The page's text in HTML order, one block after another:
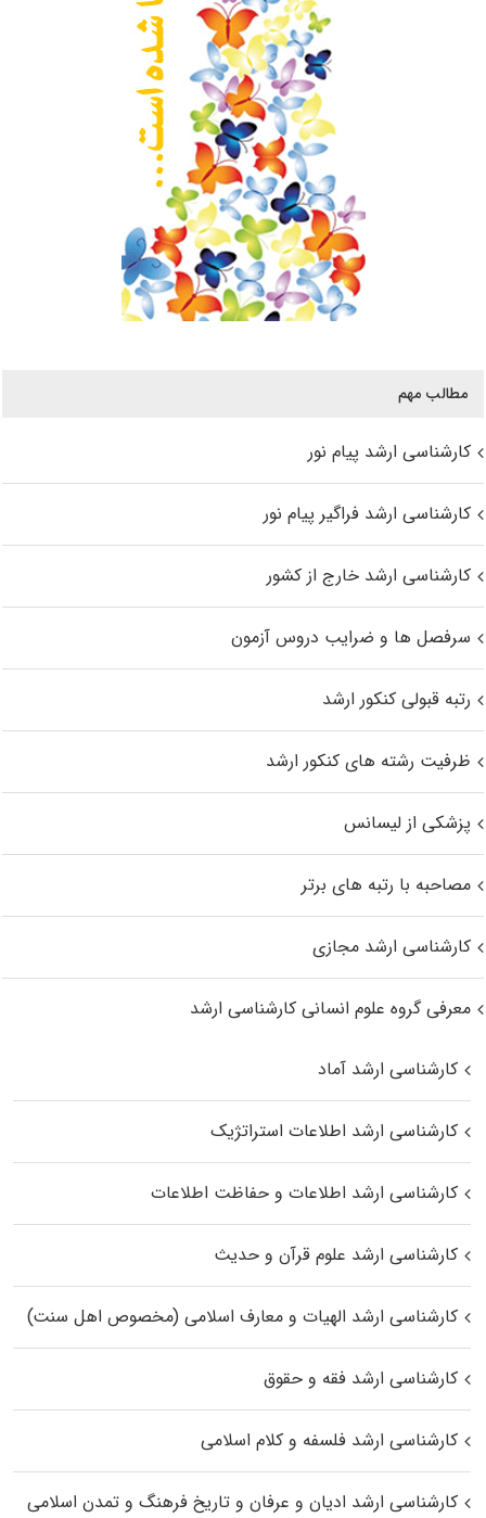
مطالب مهم
کارشناسی ارشد پیام نور
کارشناسی ارشد فراگیر پیام نور
کارشناسی ارشد خارج از کشور
سرفصل ها و ضرایب دروس آزمون
رتبه قبولی کنکور ارشد
ظرفیت رشته های کنکور ارشد
پزشکی از لیسانس
مصاحبه با رتبه های برتر
کارشناسی ارشد مجازی
معرفی گروه علوم انسانی کارشناسی ارشد
کارشناسی ارشد آماد
کارشناسی ارشد اطلاعات استراتژیک
کارشناسی ارشد اطلاعات و حفاظت اطلاعات
کارشناسی ارشد علوم قرآن و حدیث
کارشناسی ارشد الهیات و معارف اسلامی (مخصوص اهل سنت)
کارشناسی ارشد فقه و حقوق
کارشناسی ارشد فلسفه و کلام اسلامی
کارشناسی ارشد ادیان و عرفان و تاریخ فرهنگ و تمدن اسلامی